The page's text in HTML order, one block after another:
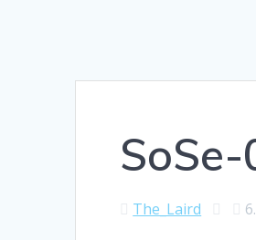
The_Laird